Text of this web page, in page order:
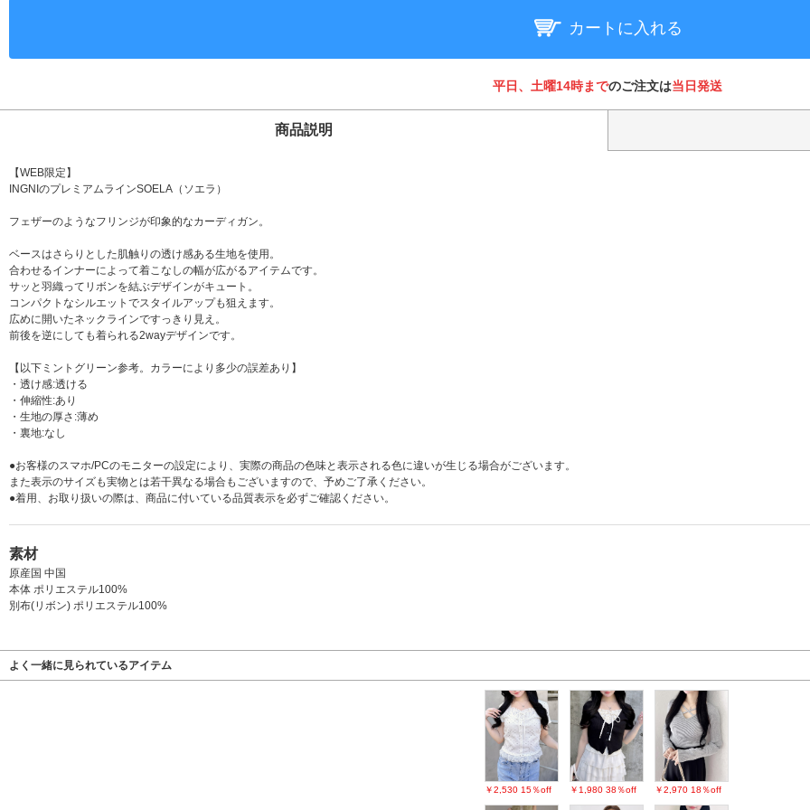
カートに入れる
平日、土曜14時までのご注文は当日発送
商品説明
【WEB限定】
INGNIのプレミアムラインSOELA（ソエラ）
フェザーのようなフリンジが印象的なカーディガン。
ベースはさらりとした肌触りの透け感ある生地を使用。
合わせるインナーによって着こなしの幅が広がるアイテムです。
サッと羽織ってリボンを結ぶデザインがキュート。
コンパクトなシルエットでスタイルアップも狙えます。
広めに開いたネックラインですっきり見え。
前後を逆にしても着られる2wayデザインです。
【以下ミントグリーン参考。カラーにより多少の誤差あり】
・透け感:透ける
・伸縮性:あり
・生地の厚さ:薄め
・裏地:なし
●お客様のスマホ/PCのモニターの設定により、実際の商品の色味と表示される色に違いが生じる場合がございます。
また表示のサイズも実物とは若干異なる場合もございますので、予めご了承ください。
●着用、お取り扱いの際は、商品に付いている品質表示を必ずご確認ください。
素材
原産国 中国
本体 ポリエステル100%
別布(リボン) ポリエステル100%
よく一緒に見られているアイテム
￥2,530 15％off ￥1,980 38％off ￥2,970 18％off